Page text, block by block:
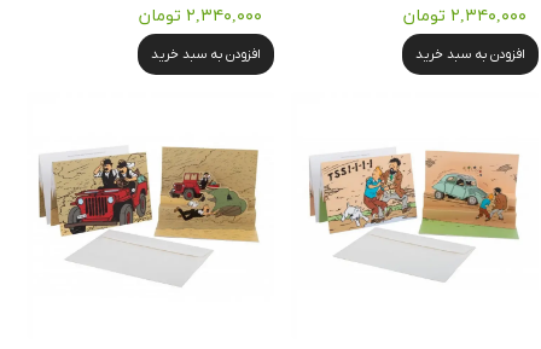
۲,۳۴۰,۰۰۰ تومان
افزودن به سبد خرید
۲,۳۴۰,۰۰۰ تومان
افزودن به سبد خرید